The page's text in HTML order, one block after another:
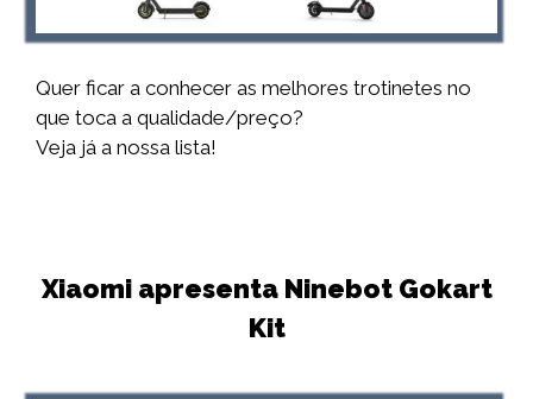
Quer ficar a conhecer as melhores trotinetes no
que toca a qualidade/preço?
Veja já a nossa lista!
Xiaomi apresenta Ninebot Gokart
Kit